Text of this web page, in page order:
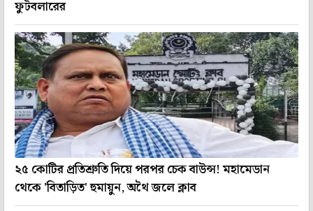
ফুটবলারের
২৫ কোটির প্রতিশ্রুতি দিয়ে পরপর চেক বাউন্স! মহামেডান
থেকে 'বিতাড়িত' হুমায়ুন, অথৈ জলে ক্লাব